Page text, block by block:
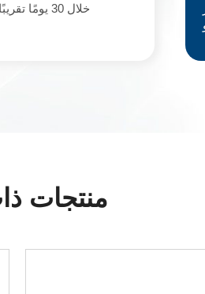
خلال 30 يومًا تقريبًا من 1 إلى 500 قطعة
منتجات